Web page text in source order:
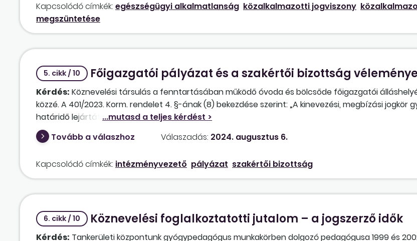
Kapcsolódó címkék: egészségügyi alkalmatlanság közalkalmazotti jogviszony
megszüntetése
5. cikk / 10 Főigazgatói pályázat és a szakértői bizottság
Kérdés: Köznevelési társulás a fenntartásában működő óvoda és bölcsőde főigazgatói
közzé. A 401/2023. Korm. rendelet 4. §-ának (8) bekezdése szerint: „A kinevezési, megbízási jogkör
határidő lejártát követő harminc vagy – ha az elbírálásra váró pályázatok száma a huszonötöt
köteles elbírálni a benyújtott pályázatokat. A (6) bekezdés b) pontja esetében a pályázatokat a
képviselő-testület részére a benyújtási határidő lejártát követő harmincadik, illetve hatvanadik
véleményét kikérni?
Tovább a válaszhoz Válaszadás: 2024. augusztus 6.
Kapcsolódó címkék: intézményvezető pályázat szakértői bizottság
6. cikk / 10 Köznevelési foglalkoztatotti jutalom – a jogszerző idők
Kérdés: Tankerületi központunk gyógypedagógus munkakörben dolgozó pedagógusa 1999 és